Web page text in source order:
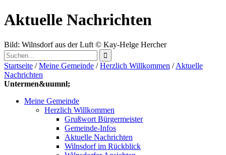
Aktuelle Nachrichten
Bild: Wilnsdorf aus der Luft © Kay-Helge Hercher
Startseite /Meine Gemeinde /Herzlich Willkommen /Aktuelle
Nachrichten
Untermen&uumnl;
Meine Gemeinde
Herzlich Willkommen
Grußwort Bürgermeister
Gemeinde-Infos
Aktuelle Nachrichten
Wilnsdorf im Rückblick